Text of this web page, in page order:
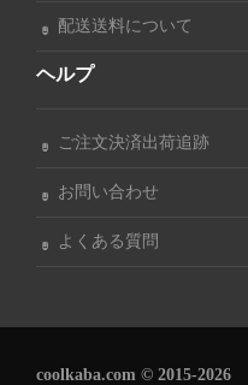
配送送料について
ヘルプ
ご注文決済出荷追跡
お問い合わせ
よくある質問
coolkaba.com © 2015-2026